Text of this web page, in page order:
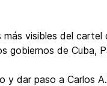
visibles del
gobiernos de Cuba,
y dar paso a Carlos